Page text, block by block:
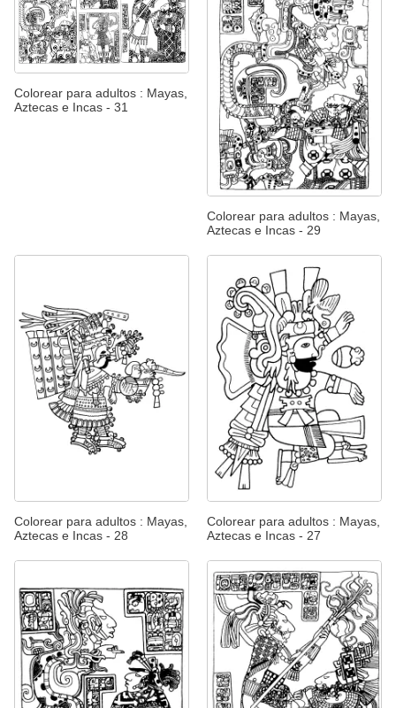
Colorear para adultos : Mayas,
Aztecas e Incas - 31
Colorear para adultos : Mayas,
Aztecas e Incas - 29
Colorear para adultos : Mayas,
Aztecas e Incas - 28
Colorear para adultos : Mayas,
Aztecas e Incas - 27